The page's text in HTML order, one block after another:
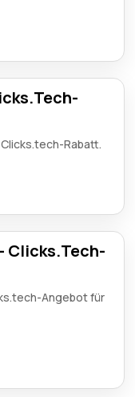
Rabatt.
Clicks.Tech-
Angebot für